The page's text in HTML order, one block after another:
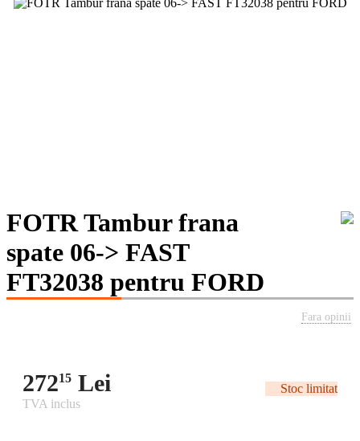
FOTR Tambur frana
spate 06-> FAST
FT32038 pentru FORD
Fara opinii
27215 Lei
Stoc limitat
TVA inclus